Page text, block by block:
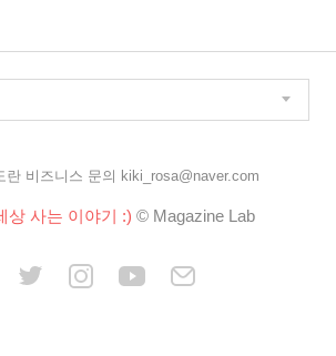
란 비즈니스 문의 kiki_rosa@naver.com
상 사는 이야기 :) © Magazine Lab